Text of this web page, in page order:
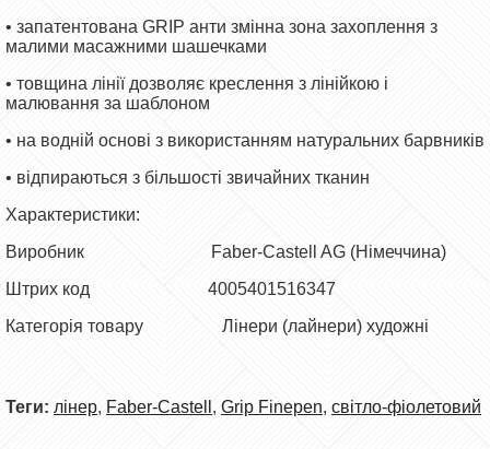
• запатентована GRIP анти змінна зона захоплення з
малими масажними шашечками
• товщина лінії дозволяє креслення з лінійкою і
малювання за шаблоном
• на водній основі з використанням натуральних барвників
• відпираються з більшості звичайних тканин
Характеристики:
Виробник Faber-Castell AG (Німеччина)
Штрих код 4005401516347
Категорія товару
Лінери (лайнери) художні
Теги: лінер, Faber-Castell , Grip Finepen, світло-фіолетовий